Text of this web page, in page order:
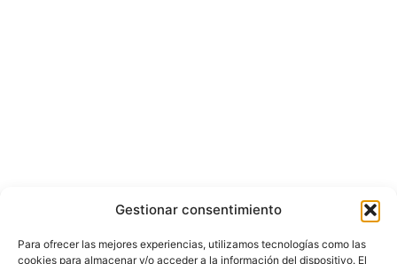
Gestionar consentimiento
Para ofrecer las mejores experiencias, utilizamos tecnologías como las
cookies para almacenar y/o acceder a la información del dispositivo. El